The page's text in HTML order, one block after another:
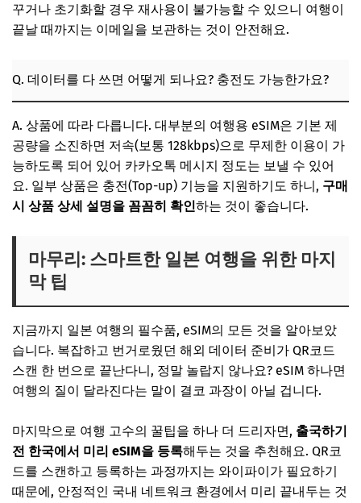
꾸거나 초기화할 경우 재사용이 불가능할 수 있으니 여행이
끝날 때까지는 이메일을 보관하는 것이 안전해요.
Q. 데이터를 다 쓰면 어떻게 되나요? 충전도 가능한가요?
A. 상품에 따라 다릅니다. 대부분의 여행용 eSIM은 기본 제
공량을 소진하면 저속(보통 128kbps)으로 무제한 이용이 가
능하도록 되어 있어 카카오톡 메시지 정도는 보낼 수 있어
요. 일부 상품은 충전(Top-up) 기능을 지원하기도 하니, 구매
시 상품 상세 설명을 꼼꼼히 확인하는 것이 좋습니다.
마무리: 스마트한 일본 여행을 위한 마지
막 팁
지금까지 일본 여행의 필수품, eSIM의 모든 것을 알아보았
습니다. 복잡하고 번거로웠던 해외 데이터 준비가 QR코드
스캔 한 번으로 끝난다니, 정말 놀랍지 않나요? eSIM 하나면
여행의 질이 달라진다는 말이 결코 과장이 아닐 겁니다.
마지막으로 여행 고수의 꿀팁을 하나 더 드리자면, 출국하기
전 한국에서 미리 eSIM을 등록해두는 것을 추천해요. QR코
드를 스캔하고 등록하는 과정까지는 와이파이가 필요하기
때문에, 안정적인 국내 네트워크 환경에서 미리 끝내두는 것